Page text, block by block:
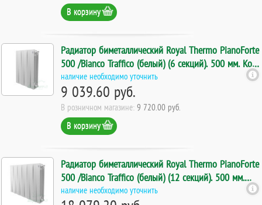
В корзину
Радиатор биметаллический Royal Thermo PianoForte
500 /Bianco Traffico (белый) (6 секций). 500 мм. Код
7388
наличие необходимо уточнить
9 039.60 руб.
В розничном магазине: 9 720.00 руб.
В корзину
Радиатор биметаллический Royal Thermo PianoForte
500 /Bianco Traffico (белый) (12 секций). 500 мм.
Код 7387
наличие необходимо уточнить